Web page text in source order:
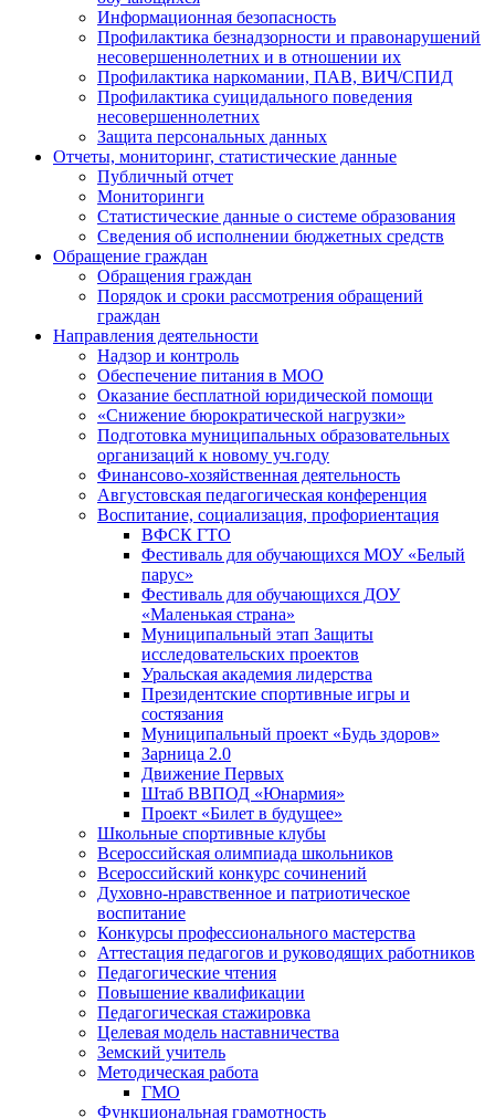
Информационная безопасность
Профилактика безнадзорности и правонарушений
несовершеннолетних и в отношении их
Профилактика наркомании, ПАВ, ВИЧ/СПИД
Профилактика суицидального поведения
несовершеннолетних
Защита персональных данных
Отчеты, мониторинг, статистические данные
Публичный отчет
Мониторинги
Статистические данные о системе образования
Сведения об исполнении бюджетных средств
Обращение граждан
Обращения граждан
Порядок и сроки рассмотрения обращений
граждан
Направления деятельности
Надзор и контроль
Обеспечение питания в МОО
Оказание бесплатной юридической помощи
«Снижение бюрократической нагрузки»
Подготовка муниципальных образовательных
организаций к новому уч.году
Финансово-хозяйственная деятельность
Августовская педагогическая конференция
Воспитание, социализация, профориентация
ВФСК ГТО
Фестиваль для обучающихся МОУ «Белый
парус»
Фестиваль для обучающихся ДОУ
«Маленькая страна»
Муниципальный этап Защиты
исследовательских проектов
Уральская академия лидерства
Президентские спортивные игры и
состязания
Муниципальный проект «Будь здоров»
Зарница 2.0
Движение Первых
Штаб ВВПОД «Юнармия»
Проект «Билет в будущее»
Школьные спортивные клубы
Всероссийская олимпиада школьников
Всероссийский конкурс сочинений
Духовно-нравственное и патриотическое
воспитание
Конкурсы профессионального мастерства
Аттестация педагогов и руководящих работников
Педагогические чтения
Повышение квалификации
Педагогическая стажировка
Целевая модель наставничества
Земский учитель
Методическая работа
ГМО
Функциональная грамотность